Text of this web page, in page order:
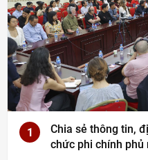
1
Chia sẻ thông tin,
chức phi chính